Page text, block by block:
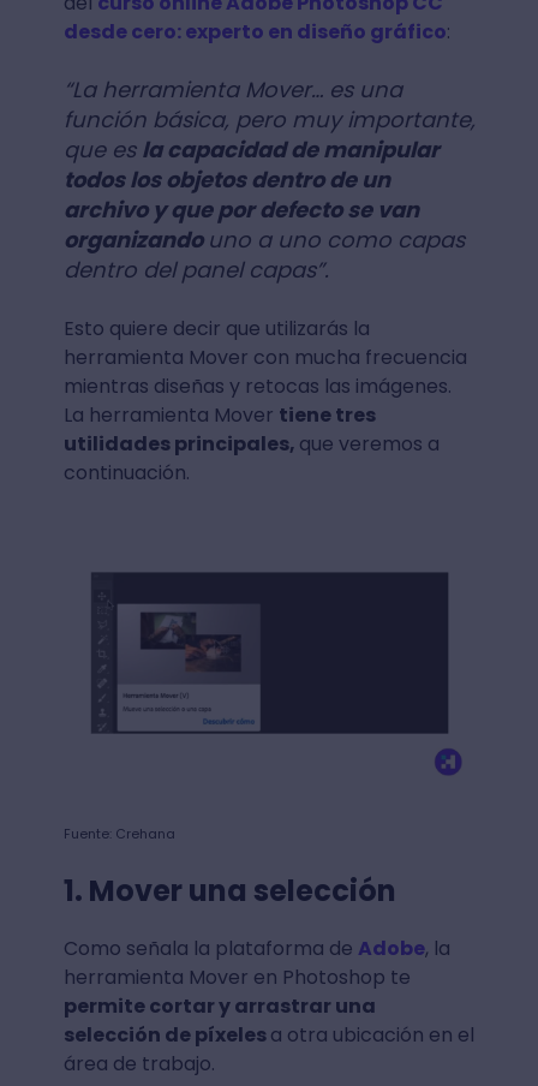
desde cero: experto en diseño gráfico:
“La herramienta Mover… es una
función básica, pero muy importante,
que es la capacidad de manipular
todos los objetos dentro de un
archivo y que por defecto se van
organizando uno a uno como capas
dentro del panel capas”.
Esto quiere decir que utilizarás la
herramienta Mover con mucha frecuencia
mientras diseñas y retocas las imágenes.
La herramienta Mover tiene tres
utilidades principales, que veremos a
continuación.
Fuente: Crehana
1. Mover una selección
Como señala la plataforma de Adobe, la
herramienta Mover en Photoshop te
permite cortar y arrastrar una
selección de píxelesa otra ubicación en el
área de trabajo.